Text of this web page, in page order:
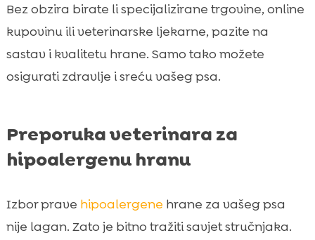
Bez obzira birate li specijalizirane trgovine, online
kupovinu ili veterinarske ljekarne, pazite na
sastav i kvalitetu hrane. Samo tako možete
osigurati zdravlje i sreću vašeg psa.
Preporuka veterinara za
hipoalergenu hranu
Izbor prave hipoalergene hrane za vašeg psa
nije lagan. Zato je bitno tražiti savjet stručnjaka.